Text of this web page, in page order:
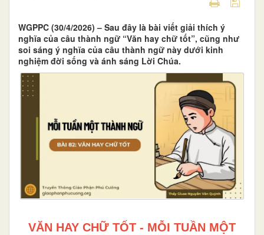
WGPPC (30/4/2026) – Sau đây là bài viết giải thích ý
nghĩa của câu thành ngữ “Văn hay chữ tốt”, cũng như
soi sáng ý nghĩa của câu thành ngữ này dưới kinh
nghiệm đời sống và ánh sáng Lời Chúa.
VĂN HAY CHỮ TỐT - MỖI TUẦN MỘT